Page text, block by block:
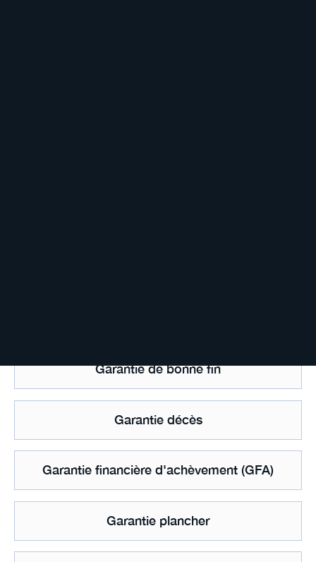
Garantie de bonne fin
Garantie décès
Garantie financière d'achèvement (GFA)
Garantie plancher